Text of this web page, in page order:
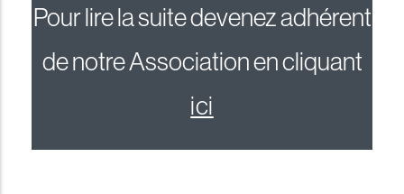
Pour lire la suite devenez adhérent
de notre Association en cliquant
ici